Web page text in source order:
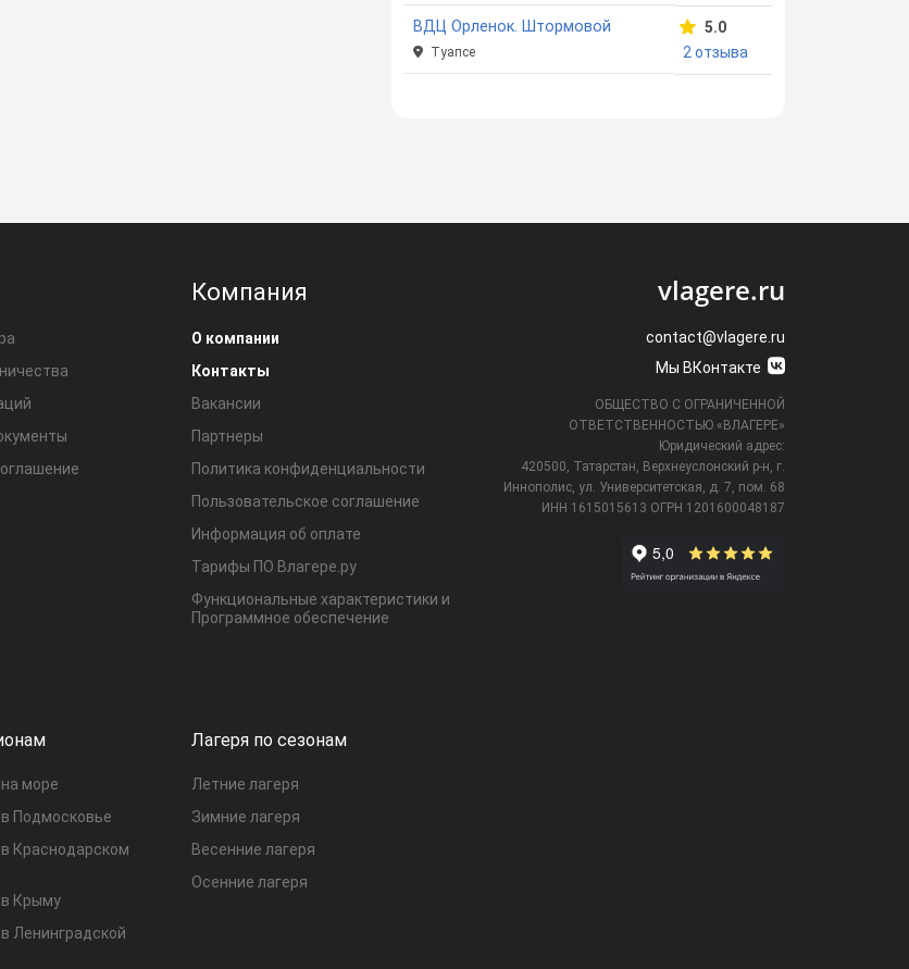
ВДЦ Орленок. Штормовой
Туапсе
5.0
2 отзыва
Компания
О компании
Контакты
Вакансии
Партнеры
Политика конфиденциальности
Пользовательское соглашение
Информация об оплате
Тарифы ПО Влагере.ру
Функциональные характеристики и
Программное обеспечение
море
Подмосковье
Краснодарском
в Крыму
Ленинградской
Лагеря по сезонам
Летние лагеря
Зимние лагеря
Весенние лагеря
Осенние лагеря
vlagere.ru
contact@vlagere.ru
Мы ВКонтакте
ОБЩЕСТВО С ОГРАНИЧЕННОЙ
ОТВЕТСТВЕННОСТЬЮ «ВЛАГЕРЕ»
Юридический адрес:
420500, Татарстан, Верхнеуслонский р-н, г.
Иннополис, ул. Университетская,
д. 7, пом. 68
ИНН 1615015613 ОГРН 1201600048187